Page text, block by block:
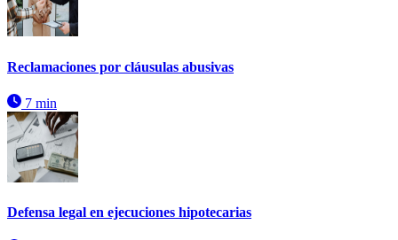
Reclamaciones por cláusulas abusivas
7 min
Defensa legal en ejecuciones hipotecarias